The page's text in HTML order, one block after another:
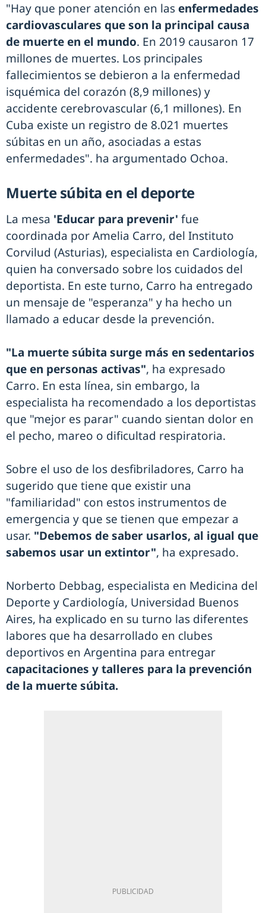
"Hay que poner atención en las enfermedades
cardiovasculares que son la principal causa
de muerte en el mundo. En 2019 causaron 17
millones de muertes. Los principales
fallecimientos se debieron a la enfermedad
isquémica del corazón (8,9 millones) y
accidente cerebrovascular (6,1 millones). En
Cuba existe un registro de 8.021 muertes
súbitas en un año, asociadas a estas
enfermedades". ha argumentado Ochoa.
Muerte súbita en el deporte
La mesa 'Educar para prevenir' fue
coordinada por Amelia Carro, del Instituto
Corvilud (Asturias), especialista en Cardiología,
quien ha conversado sobre los cuidados del
deportista. En este turno, Carro ha entregado
un mensaje de "esperanza" y ha hecho un
llamado a educar desde la prevención.
"La muerte súbita surge más en sedentarios
que en personas activas", ha expresado
Carro. En esta línea, sin embargo, la
especialista ha recomendado a los deportistas
que "mejor es parar" cuando sientan dolor en
el pecho, mareo o dificultad respiratoria.
Sobre el uso de los desfibriladores, Carro ha
sugerido que tiene que existir una
"familiaridad" con estos instrumentos de
emergencia y que se tienen que empezar a
usar. "Debemos de saber usarlos, al igual que
sabemos usar un extintor", ha expresado.
Norberto Debbag, especialista en Medicina del
Deporte y Cardiología, Universidad Buenos
Aires, ha explicado en su turno las diferentes
labores que ha desarrollado en clubes
deportivos en Argentina para entregar
capacitaciones y talleres para la prevención
de la muerte súbita.